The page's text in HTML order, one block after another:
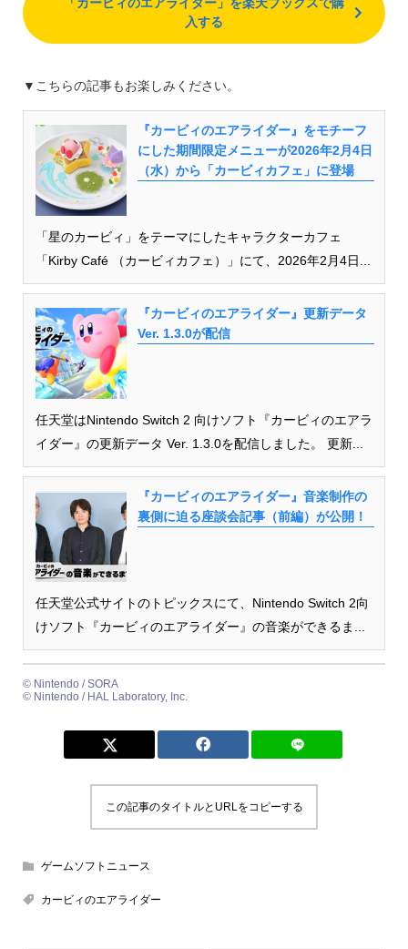
入する
▼こちらの記事もお楽しみください。
『カービィのエアライダー』をモチーフ
にした期間限定メニューが2026年2月4日
（水）から「カービィカフェ」に登場
「星のカービィ」をテーマにしたキャラクターカフェ
「Kirby Café （カービィカフェ）」にて、2026年2月4日...
『カービィのエアライダー』更新データ
Ver. 1.3.0が配信
任天堂はNintendo Switch 2 向けソフト『カービィのエアラ
イダー』の更新データ Ver. 1.3.0を配信しました。 更新...
『カービィのエアライダー』音楽制作の
裏側に迫る座談会記事（前編）が公開！
任天堂公式サイトのトピックスにて、Nintendo Switch 2向
けソフト『カービィのエアライダー』の音楽ができるま...
© Nintendo / SORA
© Nintendo / HAL Laboratory, Inc.
この記事のタイトルとURLをコピーする
ゲームソフトニュース
カービィのエアライダー